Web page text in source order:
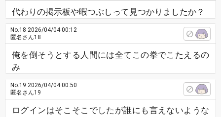
代わりの掲示板や暇つぶしって見つかりましたか？
No.18 2026/04/04 00:12
匿名さん18
俺を倒そうとする人間には全てこの拳でこたえるの
み
No.19 2026/04/04 00:50
匿名さん19
ログインはそこそこでしたが誰にも言えないような